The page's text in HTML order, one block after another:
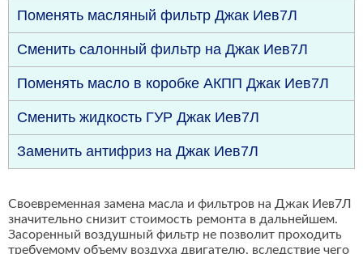
Поменять масляный фильтр Джак Иев7Л
Сменить салонный фильтр на Джак Иев7Л
Поменять масло в коробке АКПП Джак Иев7Л
Сменить жидкость ГУР Джак Иев7Л
Заменить антифриз на Джак Иев7Л
Своевременная замена масла и фильтров на Джак Иев7Л
значительно снизит стоимость ремонта в дальнейшем.
Засоренный воздушный фильтр не позволит проходить
требуемому объему воздуха двигателю, вследствие чего